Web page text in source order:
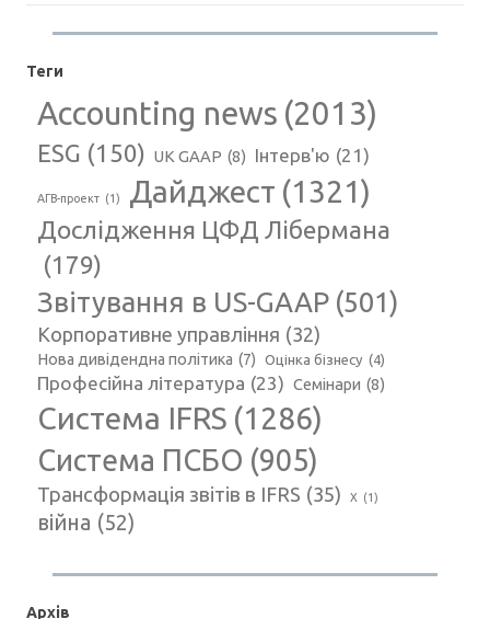
Теги
Accounting news (2013)
ESG (150) UK GAAP (8) Інтерв'ю (21)
АГВ-проект (1) Дайджест (1321)
Дослідження ЦФД Лібермана
(179)
Звітування в US-GAAP (501)
Корпоративне управління (32)
Нова дивідендна політика (7) Оцінка бізнесу (4)
Професійна література (23) Семінари (8)
Система IFRS (1286)
Система ПСБО (905)
Трансформація звітів в IFRS (35) Х (1)
війна (52)
Архів